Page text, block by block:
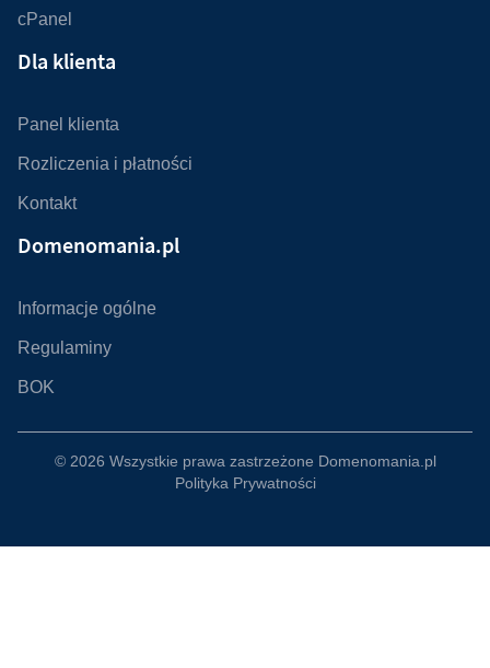
cPanel
Dla klienta
Panel klienta
Rozliczenia i płatności
Kontakt
Domenomania.pl
Informacje ogólne
Regulaminy
BOK
© 2026 Wszystkie prawa zastrzeżone Domenomania.pl
Polityka Prywatności